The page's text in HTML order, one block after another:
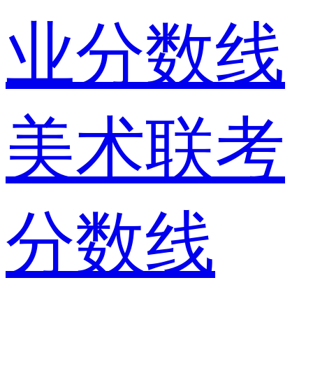
业分数线
美术联考
分数线